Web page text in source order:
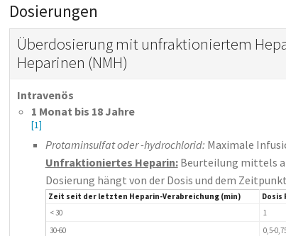
Dosierungen
Überdosierung mit unfraktioniertem
Heparinen (NMH)
Intravenös
1 Monat bis 18 Jahre
[1]
Protaminsulfat oder -hydrochlorid: Maximale
Unfraktioniertes Heparin:Beurteilung mittels
Dosierung hängt von der Dosis und dem
Zeit seit der letzten Heparin-Verabreichung (min)
Dosis
< 30
1
30-60
0,5-